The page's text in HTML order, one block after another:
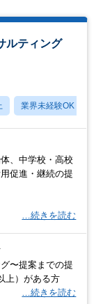
ルティング
業界未経験OK
、中学校・高校
促進・継続の提
…続きを読む
〜提案までの提
上）がある方
…続きを読む